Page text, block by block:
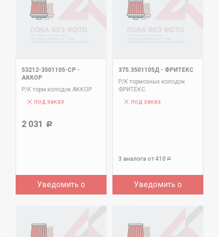
53212-3501105-СР -
АККОР
Р/К торм.колодок АККОР
под заказ
2 031 Р
Уведомить о
375.3501105Д - ФРИТЕКС
Р/К тормозных колодок
ФРИТЕКС
под заказ
3 аналога от 410 Р
Уведомить о